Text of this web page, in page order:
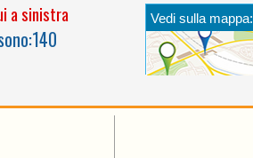
a sinistra
140
Vedi sulla mappa: